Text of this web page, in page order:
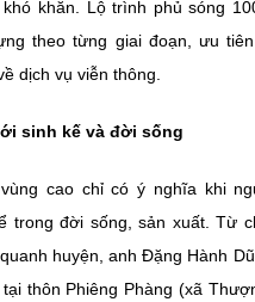
khăn. Lộ trình phủ sóng
theo từng giai đoạn, ưu
dịch vụ viễn thông.
sinh kế và đời sống
cao chỉ có ý nghĩa khi
trong đời sống, sản xuất. Từ
huyện, anh Đặng Hành
thôn Phiêng Phàng (xã